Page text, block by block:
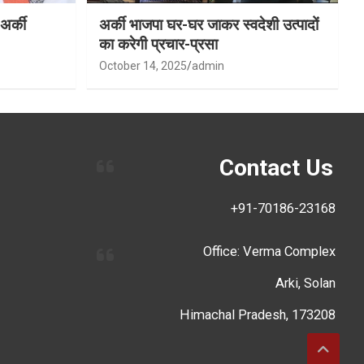
अर्की भाजपा घर-घर जाकर स्वदेशी उत्पादों
का करेगी प्रचार-प्रसा
October 14, 2025 admin
Contact Us
+91-70186-23168
Office: Verma Complex
Arki, Solan
Himachal Pradesh, 173208